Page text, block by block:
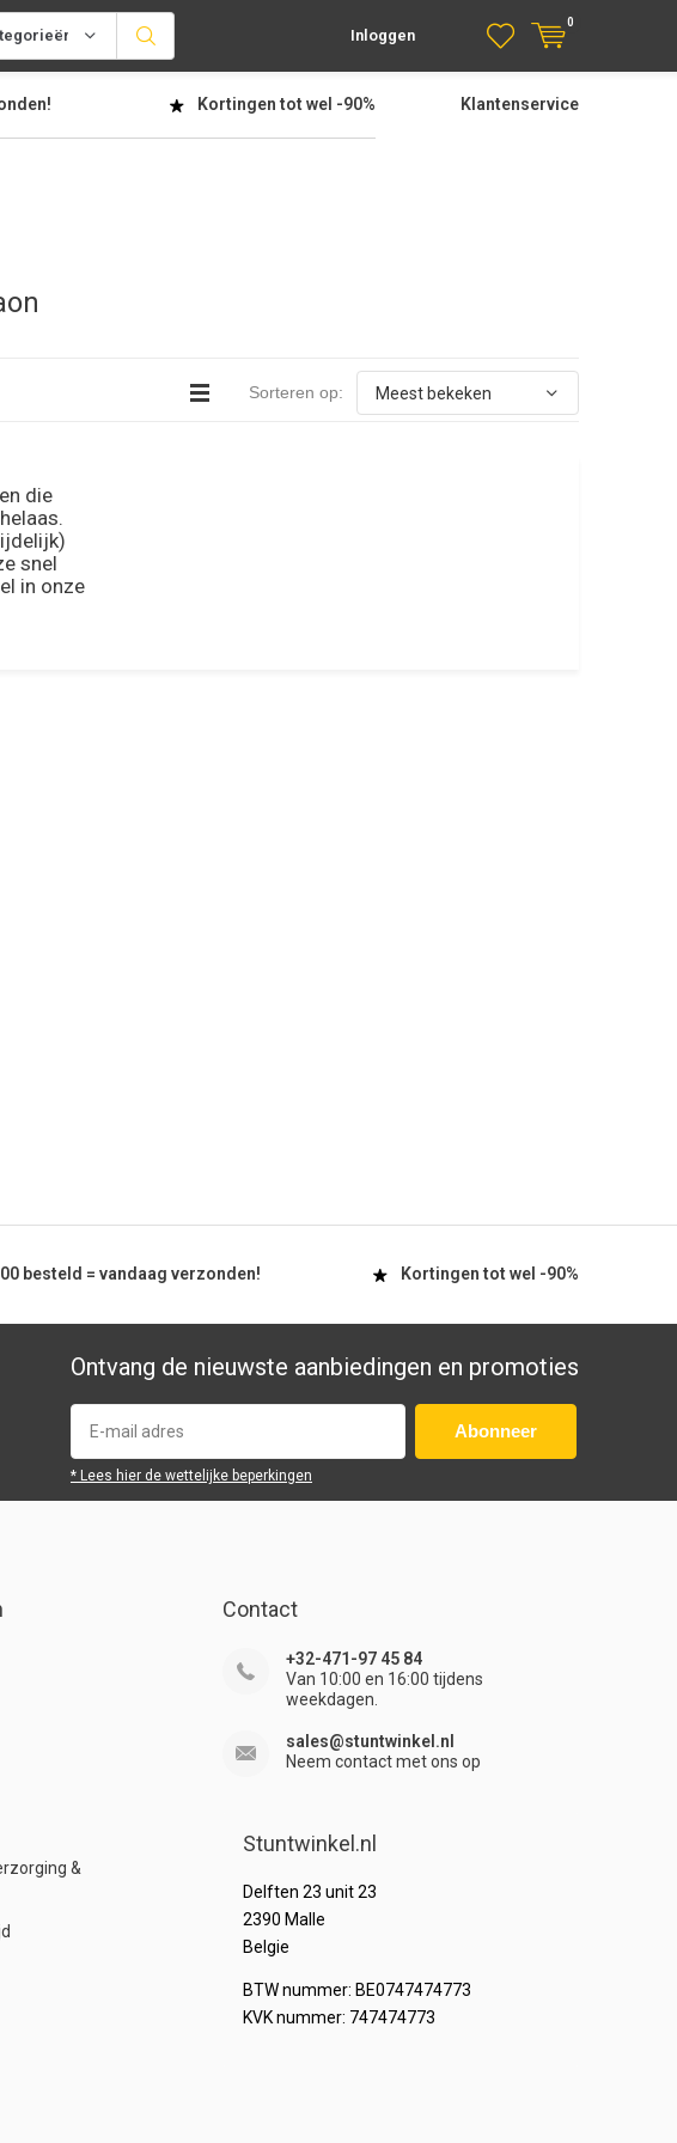
Inloggen
0
Kortingen tot wel -90% Klantenservice
Sorteren op:
die
snel
in onze
besteld = vandaag verzonden! Kortingen tot wel -90%
Ontvang de nieuwste aanbiedingen en promoties
Abonneer
* Lees hier de wettelijke beperkingen
&
Contact
+32-471-97 45 84
Van 10:00 en 16:00 tijdens
weekdagen.
sales@stuntwinkel.nl
Neem contact met ons op
Stuntwinkel.nl
Delften 23 unit 23
2390 Malle
Belgie
BTW nummer: BE0747474773
KVK nummer: 747474773